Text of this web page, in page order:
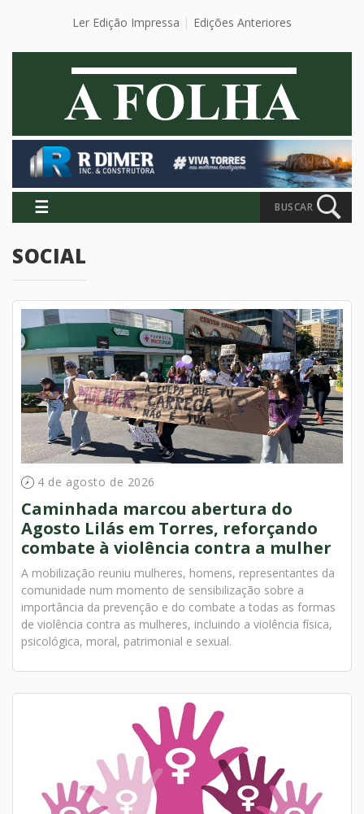
Ler Edição Impressa Edições Anteriores
☰ BUSCAR
SOCIAL
4 de agosto de 2026
Caminhada marcou abertura do
Agosto Lilás em Torres, reforçando
combate à violência contra a mulher
A mobilização reuniu mulheres, homens, representantes da
comunidade num momento de sensibilização sobre a
importância da prevenção e do combate a todas as formas
de violência contra as mulheres, incluindo a violência física,
psicológica, moral, patrimonial e sexual.